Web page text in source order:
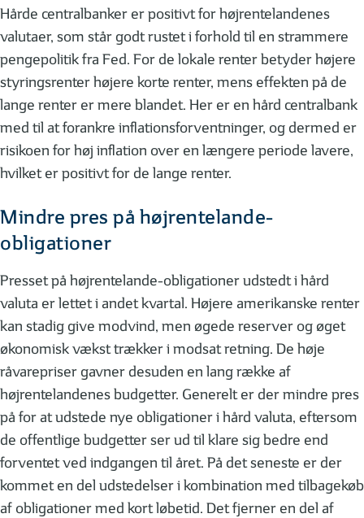
Hårde centralbanker er positivt for højrentelandenes
valutaer, som står godt rustet i forhold til en strammere
pengepolitik fra Fed. For de lokale renter betyder højere
styringsrenter højere korte renter, mens effekten på de
lange renter er mere blandet. Her er en hård centralbank
med til at forankre inflationsforventninger, og dermed er
risikoen for høj inflation over en længere periode lavere,
hvilket er positivt for de lange renter.
Mindre pres på højrentelande-
obligationer
Presset på højrentelande-obligationer udstedt i hård
valuta er lettet i andet kvartal. Højere amerikanske renter
kan stadig give modvind, men øgede reserver og øget
økonomisk vækst trækker i modsat retning. De høje
råvarepriser gavner desuden en lang række af
højrentelandenes budgetter. Generelt er der mindre pres
på for at udstede nye obligationer i hård valuta, eftersom
de offentlige budgetter ser ud til klare sig bedre end
forventet ved indgangen til året. På det seneste er der
kommet en del udstedelser i kombination med tilbagekøb
af obligationer med kort løbetid. Det fjerner en del af